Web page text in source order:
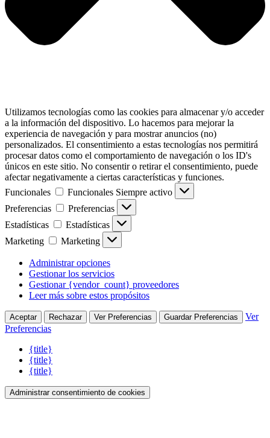
Utilizamos tecnologías como las cookies para almacenar y/o acceder
a la información del dispositivo. Lo hacemos para mejorar la
experiencia de navegación y para mostrar anuncios (no)
personalizados. El consentimiento a estas tecnologías nos permitirá
procesar datos como el comportamiento de navegación o los ID's
únicos en este sitio. No consentir o retirar el consentimiento, puede
afectar negativamente a ciertas características y funciones.
Funcionales
Funcionales Siempre activo
Preferencias
Preferencias
Estadísticas
Estadísticas
Marketing
Marketing
Administrar opciones
Gestionar los servicios
Gestionar {vendor_count} proveedores
Leer más sobre estos propósitos
Aceptar Rechazar Ver Preferencias Guardar Preferencias
Ver
Preferencias
{title}
{title}
{title}
Administrar consentimiento de cookies